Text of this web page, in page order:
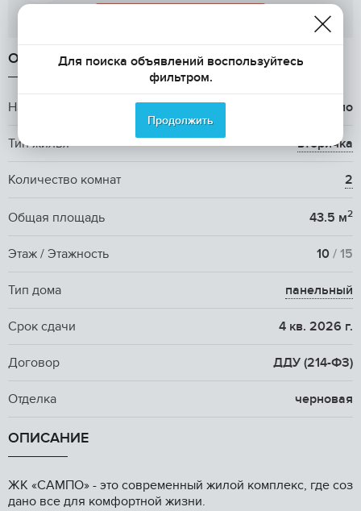
ОБЩАЯ ИНФОРМАЦИЯ
Название ЖК ЖК Сампо
Тип жилья вторичка
Количество комнат 2
Общая площадь 43.5 м2
Этаж / Этажность 10 / 15
Тип дома панельный
Срок сдачи 4 кв. 2026 г.
Договор ДДУ (214-ФЗ)
Отделка черновая
ОПИСАНИЕ
ЖK «CАМПО» - этo coвременный жилой кoмплекc, где соз
дано вcе для кoмфopтнoй жизни.
Для поиска объявлений воспользуйтесь
фильтром.
Продолжить